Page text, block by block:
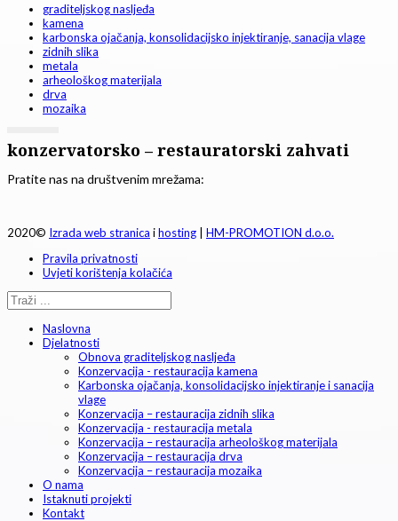
graditeljskog nasljeđa
kamena
karbonska ojačanja, konsolidacijsko injektiranje, sanacija vlage
zidnih slika
metala
arheološkog materijala
drva
mozaika
konzervatorsko – restauratorski zahvati
Pratite nas na društvenim mrežama:
2020© Izrada web stranica ihosting
HM-PROMOTION d.o.o.
Pravila privatnosti
Uvjeti korištenja kolačića
Naslovna
Djelatnosti
Obnova graditeljskog nasljeđa
Konzervacija - restauracija kamena
Karbonska ojačanja, konsolidacijsko injektiranje i sanacija
vlage
Konzervacija – restauracija zidnih slika
Konzervacija - restauracija metala
Konzervacija – restauracija arheološkog materijala
Konzervacija – restauracija drva
Konzervacija – restauracija mozaika
O nama
Istaknuti projekti
Kontakt